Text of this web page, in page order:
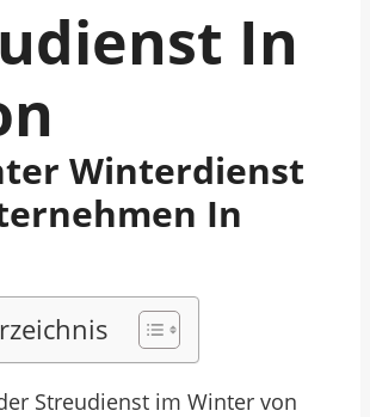
In
Winterdienst
In
Streudienst im Winter von